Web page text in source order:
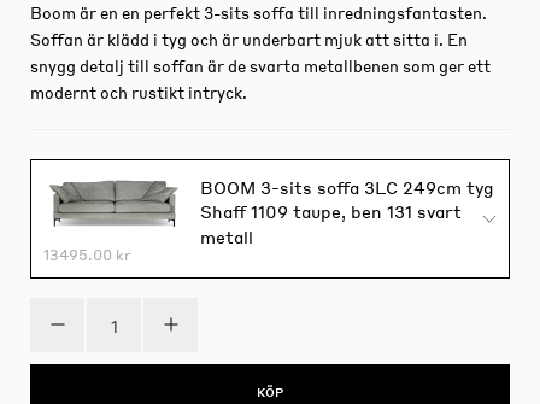
Boom är en en perfekt 3-sits soffa till inredningsfantasten.
Soffan är klädd i tyg och är underbart mjuk att sitta i. En
snygg detalj till soffan är de svarta metallbenen som ger ett
modernt och rustikt intryck.
BOOM 3-sits soffa 3LC 249cm tyg
Shaff 1109 taupe, ben 131 svart
metall
13495.00 kr
KÖP